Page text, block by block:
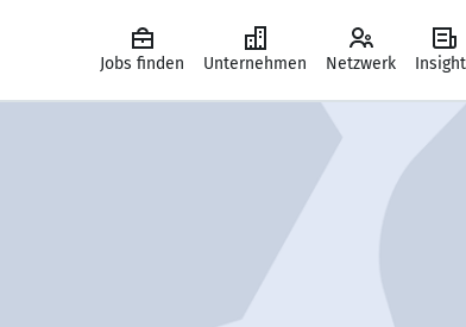
Jobs finden Unternehmen Netzwerk